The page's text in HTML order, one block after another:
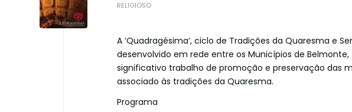
RELIGIOSO
A ‘Quadragésima’, ciclo de Tradições da Quaresma e
desenvolvido em rede entre os Municípios de Belmonte,
significativo trabalho de promoção e preservação das
associado às tradições da Quaresma.
Programa